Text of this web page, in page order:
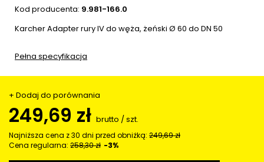
Kod producenta: 9.981-166.0
Karcher Adapter rury IV do węża, żeński Ø 60 do DN 50
Pełna specyfikacja
+ Dodaj do porównania
249,69 zł brutto /szt.
Najniższa cena z 30 dni przed obniżką: 249,69 zł
Cena regularna: 258,30 zł -3%